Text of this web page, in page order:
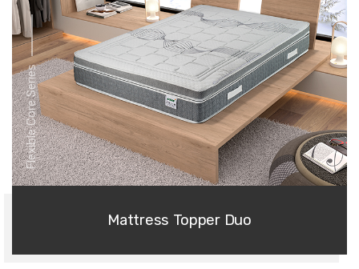
Flexible Core Series
Mattress Topper Duo